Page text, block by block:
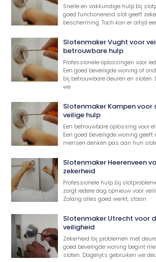
Snelle en vakkundige hulp bij
goed functionerend slot geeft
bescherming. Toch kan er altijd
Slotenmaker Vught voor
betrouwbare hulp
Professionele oplossingen voor
Een goed beveiligde woning of
bij betrouwbare deuren en sloten.
we
Slotenmaker Kampen voor
veilige hulp
Een betrouwbare oplossing voor
Een goed beveiligde woning geeft
mensen denken pas aan hun
Slotenmaker Heerenveen
zekerheid
Professionele hulp bij
zorgt iedere dag opnieuw voor
Zolang alles goed werkt, staan
Slotenmaker Utrecht voor
veiligheid
Zekerheid bij problemen met
goed beveiligde woning begint
sloten. Dagelijks gebruiken we